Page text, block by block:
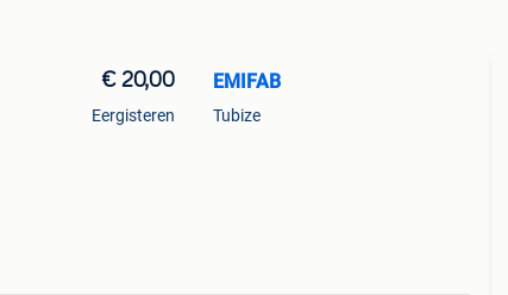
€ 20,00
Eergisteren
EMIFAB
Tubize